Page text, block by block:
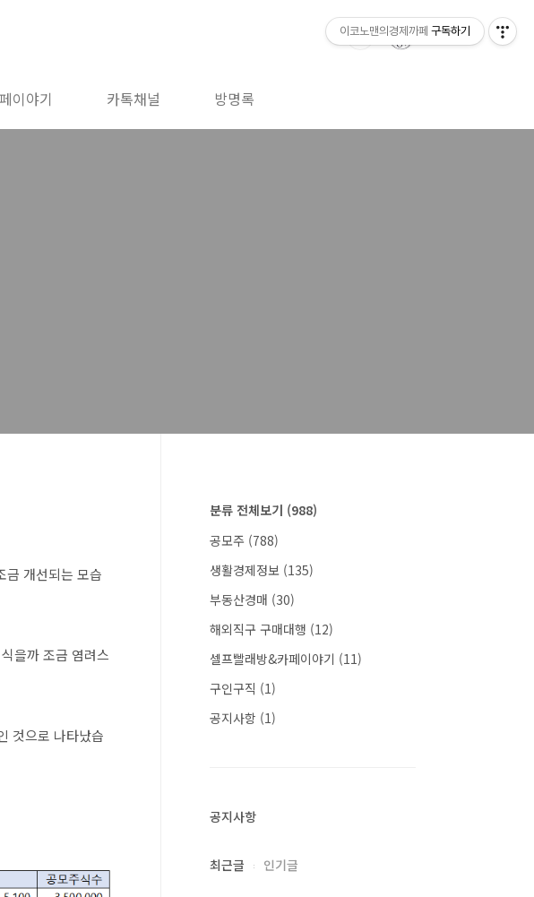
이야기 카톡채널 방명록
금 개선되는 모습
을까 조금 염려스
것으로 나타났습
분류 전체보기 (988)
공모주 (788)
생활경제정보 (135)
부동산경매 (30)
해외직구 구매대행 (12)
셀프빨래방&카페이야기 (11)
구인구직 (1)
공지사항 (1)
공지사항
최근글 인기글
이코노맨의경제까페 구독하기